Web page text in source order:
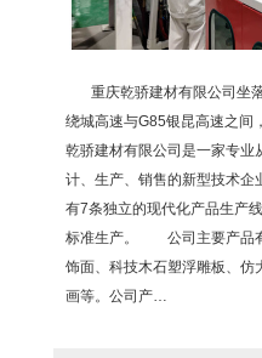
重庆乾骄建材有限公司坐
绕城高速与G85银昆高速之间
乾骄建材有限公司是一家专业
计、生产、销售的新型技术企
有7条独立的现代化产品生产
标准生产。 公司主要产品
饰面、科技木石塑浮雕板、
画等。公司产…